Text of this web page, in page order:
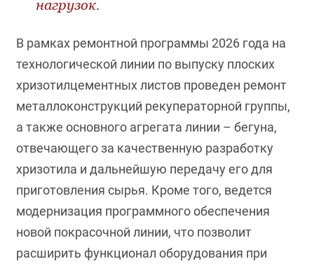
нагрузок.
В рамках ремонтной программы 2026 года на
технологической линии по выпуску плоских
хризотилцементных листов проведен ремонт
металлоконструкций рекуператорной группы,
а также основного агрегата линии – бегуна,
отвечающего за качественную разработку
хризотила и дальнейшую передачу его для
приготовления сырья. Кроме того, ведется
модернизация программного обеспечения
новой покрасочной линии, что позволит
расширить функционал оборудования при